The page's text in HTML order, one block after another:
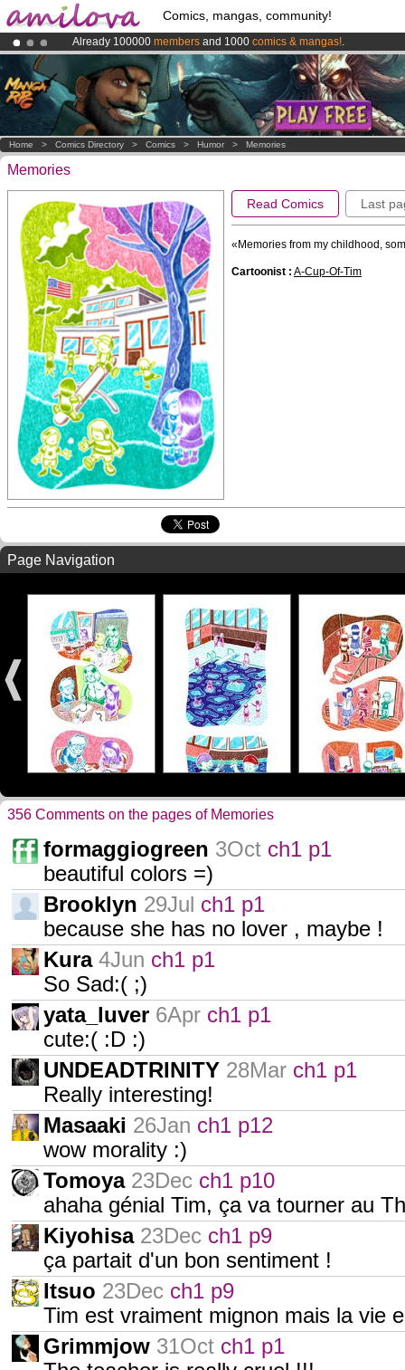
Comics, mangas, community!
Already 100000 members and 1000 comics & mangas!.
Premium membership from3.95 eurosper month !Get membership
AmilovaKickstarter is now LIVE!.
Home > Comics Directory > Comics > Humor > Memories
Memories
Read Comics Last
«Memories from my childhood,
Cartoonist : A-Cup-Of-Tim
Page Navigation
356 Comments on the pages of Memories
formaggiogreen 3Oct ch1 p1
beautiful colors =)
Brooklyn 29Jul ch1 p1
because she has no lover , maybe !
Kura 4Jun ch1 p1
So Sad:( ;)
yata_luver 6Apr ch1 p1
cute:( :D :)
UNDEADTRINITY 28Mar ch1 p1
Really interesting!
Masaaki 26Jan ch1 p12
wow morality :)
Tomoya 23Dec ch1 p10
ahaha génial Tim, ça va tourner au
Kiyohisa 23Dec ch1 p9
ça partait d'un bon sentiment !
Itsuo 23Dec ch1 p9
Tim est vraiment mignon mais la vie
Grimmjow 31Oct ch1 p1